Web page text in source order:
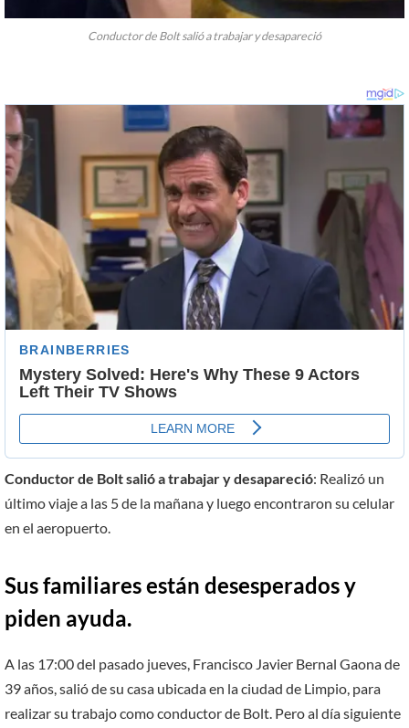
Conductor de Bolt salió a trabajar y desapareció
Conductor de Bolt salió a trabajar y desapareció: Realizó un
último viaje a las 5 de la mañana y luego encontraron su celular
en el aeropuerto.
Sus familiares están desesperados y
piden ayuda.
A las 17:00 del pasado jueves, Francisco Javier Bernal Gaona de
39 años, salió de su casa ubicada en la ciudad de Limpio, para
realizar su trabajo como conductor de Bolt. Pero al día siguiente